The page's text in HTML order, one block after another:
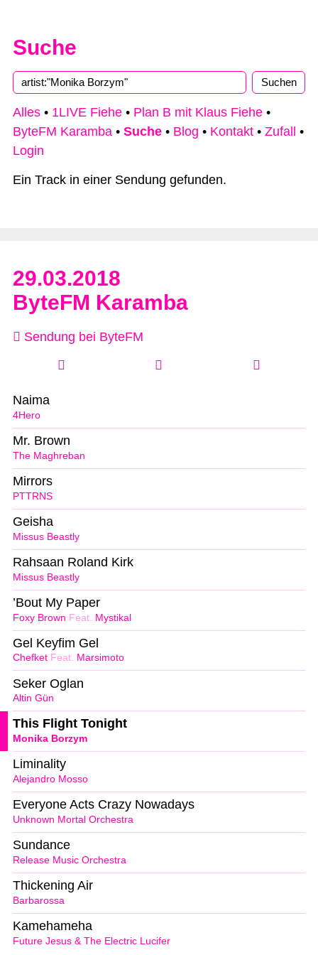
Suche
Alles • 1LIVE Fiehe • Plan B mit Klaus Fiehe •
ByteFM Karamba • Suche • Blog • Kontakt • Zufall
•
Login
Ein Track in einer Sendung gefunden.
29.03.2018
ByteFM Karamba
Sendung bei ByteFM
4Hero
Naima
The Maghreban
Mr. Brown
PTTRNS
Mirrors
Missus Beastly
Geisha
Missus Beastly
Rahsaan Roland Kirk
Foxy Brown Feat. Mystikal
’Bout My Paper
Chefket Feat. Marsimoto
Gel Keyfim Gel
Altin Gün
Seker Oglan
Monika Borzym
This Flight Tonight
Alejandro Mosso
Liminality
Unknown Mortal Orchestra
Everyone Acts Crazy Nowadays
Release Music Orchestra
Sundance
Barbarossa
Thickening Air
Future Jesus & The Electric Lucifer
Kamehameha